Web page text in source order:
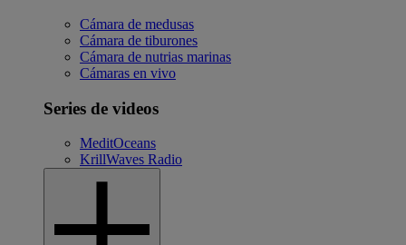
Cámara de medusas
Cámara de tiburones
Cámara de nutrias marinas
Cámaras en vivo
Series de videos
MeditOceans
KrillWaves Radio